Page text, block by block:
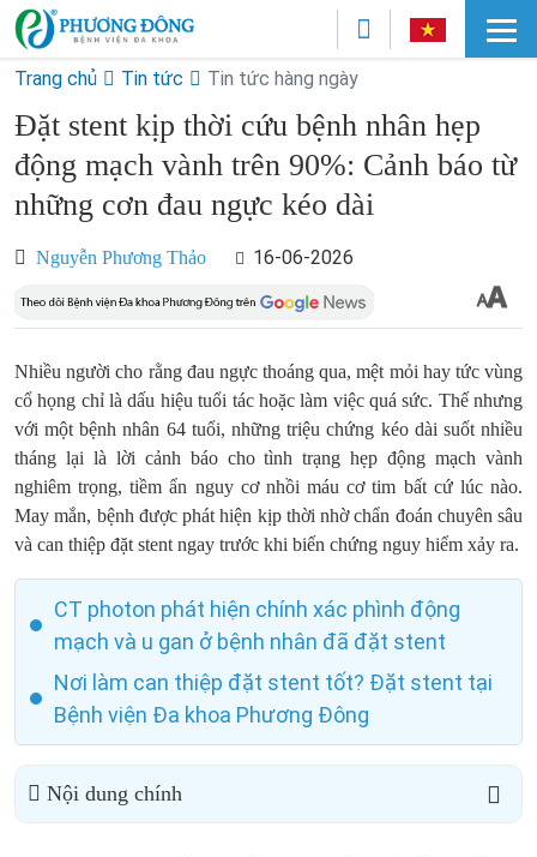
Trang chủ Tin tức Tin tức hàng ngày
Đặt stent kịp thời cứu bệnh nhân hẹp
động mạch vành trên 90%: Cảnh báo từ
những cơn đau ngực kéo dài
Nguyễn Phương Thảo 16-06-2026
Nhiều người cho rằng đau ngực thoáng qua, mệt mỏi hay tức vùng
cổ họng chỉ là dấu hiệu tuổi tác hoặc làm việc quá sức. Thế nhưng
với một bệnh nhân 64 tuổi, những triệu chứng kéo dài suốt nhiều
tháng lại là lời cảnh báo cho tình trạng hẹp động mạch vành
nghiêm trọng, tiềm ẩn nguy cơ nhồi máu cơ tim bất cứ lúc nào.
May mắn, bệnh được phát hiện kịp thời nhờ chẩn đoán chuyên sâu
và can thiệp đặt stent ngay trước khi biến chứng nguy hiểm xảy ra.
CT photon phát hiện chính xác phình động
mạch và u gan ở bệnh nhân đã đặt stent
Nơi làm can thiệp đặt stent tốt? Đặt stent tại
Bệnh viện Đa khoa Phương Đông
Nội dung chính